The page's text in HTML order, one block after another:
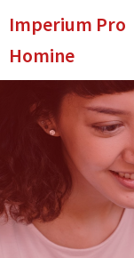
Imperium Pro
Homine